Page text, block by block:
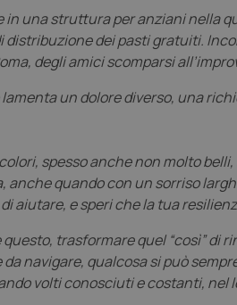
una struttura per anziani nella
dei pasti gratuiti.
degli amici scomparsi
un dolore diverso, una
spesso anche non molto
quando con un sorriso
e speri che la tua
questo, trasformare quel “così” di
navigare, qualcosa si può
volti conosciuti e costanti, nel